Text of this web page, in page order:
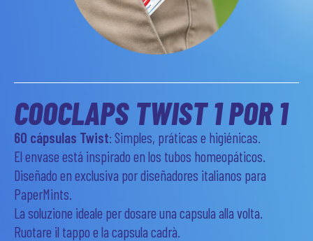
COOCLAPS TWIST 1 POR 1
60 cápsulas Twist: Simples, práticas e higiénicas.
El envase está inspirado en los tubos homeopáticos.
Diseñado en exclusiva por diseñadores italianos para
PaperMints.
La soluzione ideale per dosare una capsula alla volta.
Ruotare il tappo e la capsula cadrà.